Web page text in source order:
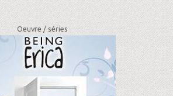
Oeuvre /séries